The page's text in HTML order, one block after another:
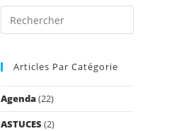
Escape
Articles Par Catégorie
Agenda(22)
ASTUCES (2)